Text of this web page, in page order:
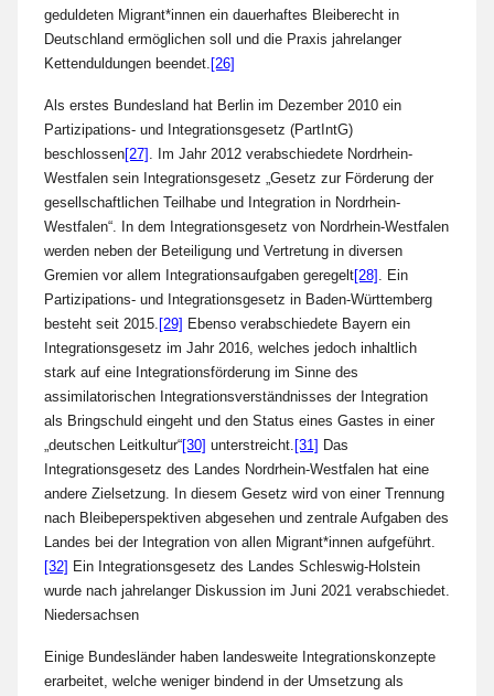
geduldeten Migrant*innen ein dauerhaftes Bleiberecht in
Deutschland ermöglichen soll und die Praxis jahrelanger
Kettenduldungen beendet. [26]
Als erstes Bundesland hat Berlin im Dezember 2010 ein
Partizipations- und Integrationsgesetz (PartIntG)
beschlossen[27] . Im Jahr 2012 verabschiedete Nordrhein-
Westfalen sein Integrationsgesetz „Gesetz zur Förderung der
gesellschaftlichen Teilhabe und Integration in Nordrhein-
Westfalen“. In dem Integrationsgesetz von Nordrhein-Westfalen
werden neben der Beteiligung und Vertretung in diversen
Gremien vor allem Integrationsaufgaben geregelt[28] . Ein
Partizipations- und Integrationsgesetz in Baden-Württemberg
besteht seit 2015. [29] Ebenso verabschiedete Bayern ein
Integrationsgesetz im Jahr 2016, welches jedoch inhaltlich
stark auf eine Integrationsförderung im Sinne des
assimilatorischen Integrationsverständnisses der Integration
als Bringschuld eingeht und den Status eines Gastes in einer
„deutschen Leitkultur“[30] unterstreicht. [31] Das
Integrationsgesetz des Landes Nordrhein-Westfalen hat eine
andere Zielsetzung. In diesem Gesetz wird von einer Trennung
nach Bleibeperspektiven abgesehen und zentrale Aufgaben des
Landes bei der Integration von allen Migrant*innen aufgeführt.
[32] Ein Integrationsgesetz des Landes Schleswig-Holstein
wurde nach jahrelanger Diskussion im Juni 2021 verabschiedet.
Niedersachsen
Einige Bundesländer haben landesweite Integrationskonzepte
erarbeitet, welche weniger bindend in der Umsetzung als